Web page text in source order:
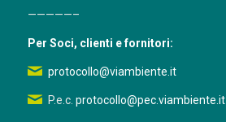
—————–
Per Soci, clienti e fornitori:
protocollo@viambiente.it
P.e.c. protocollo@pec.viambiente.it